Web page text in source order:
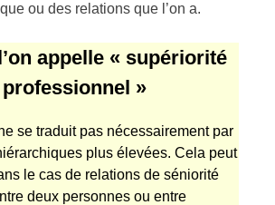
ou des relations que l’on a.
appelle « supériorité
»
se traduit pas nécessairement par
plus élevées. Cela peut
le cas de relations de séniorité
deux personnes ou entre